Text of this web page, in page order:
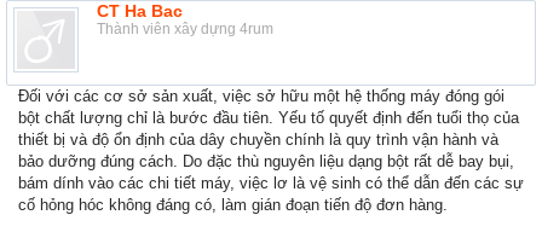
CT Ha Bac
Thành viên xây dựng 4rum
Đối với các cơ sở sản xuất, việc sở hữu một hệ thống máy đóng gói
bột chất lượng chỉ là bước đầu tiên. Yếu tố quyết định đến tuổi thọ của
thiết bị và độ ổn định của dây chuyền chính là quy trình vận hành và
bảo dưỡng đúng cách. Do đặc thù nguyên liệu dạng bột rất dễ bay bụi,
bám dính vào các chi tiết máy, việc lơ là vệ sinh có thể dẫn đến các sự
cố hỏng hóc không đáng có, làm gián đoạn tiến độ đơn hàng.